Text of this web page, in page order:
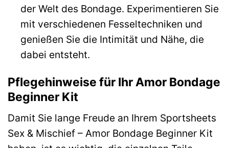
der Welt des Bondage. Experimentieren Sie
mit verschiedenen Fesseltechniken und
genießen Sie die Intimität und Nähe, die
dabei entsteht.
Pflegehinweise für Ihr Amor Bondage
Beginner Kit
Damit Sie lange Freude an Ihrem Sportsheets
Sex & Mischief – Amor Bondage Beginner Kit